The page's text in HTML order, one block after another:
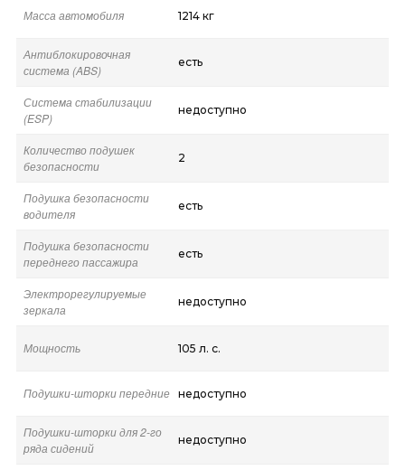
Масса автомобиля 1214 кг
Антиблокировочная
система (ABS)
есть
Система стабилизации
(ESP)
недоступно
Количество подушек
безопасности
2
Подушка безопасности
водителя
есть
Подушка безопасности
переднего пассажира
есть
Электрорегулируемые
зеркала
недоступно
Мощность 105 л. с.
Подушки-шторки передние недоступно
Подушки-шторки для 2-го
ряда сидений
недоступно